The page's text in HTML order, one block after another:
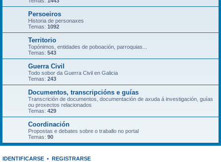
Persoeiros
Historia de personaxes
Temas: 1092
Territorio
Topónimos, entidades de poboación, parroquias...
Temas: 543
Guerra Civil
Todo sobor da Guerra Civil en Galicia
Temas: 243
Documentos, transcripcións e guías
Transcrición de documentos, documentación de axuda á investigación, guías
ou proxectos relacionados
Temas: 429
Coordinación
Propostas e debates sobre o traballo no portal
Temas: 90
IDENTIFICARSE • REGISTRARSE